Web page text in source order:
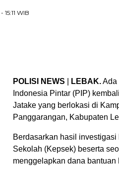
- 15:11 WIB
POLISI NEWS LEBAK.Ada
Indonesia Pintar (PIP)
Jatake yang berlokasi di
Panggarangan, Kabupaten
Berdasarkan hasil
Sekolah (Kepsek) beserta
menggelapkan dana bantuan